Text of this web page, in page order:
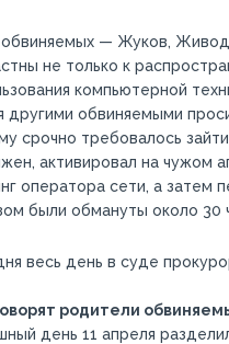
— Жуков,
не только к
компьютерной
другими обвиняемыми
срочно требовалось
активировал на чужом
оператора сети, а затем
были обмануты около 30
весь день в суде
родители
день 11 апреля